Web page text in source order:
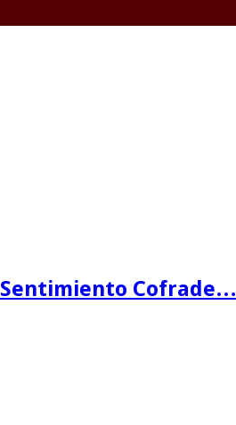
Cofrade…